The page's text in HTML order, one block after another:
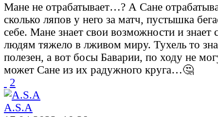
Мане не отрабатывает…? А Сане
сколько ляпов у него за матч, пустышка
себе. Мане знает свои возможности и знает
людям тяжело в лживом миру. Тухель то
полезен, а вот босы Баварии, по ходу не
может Сане из их радужного круга…🤔
2
A.S.A